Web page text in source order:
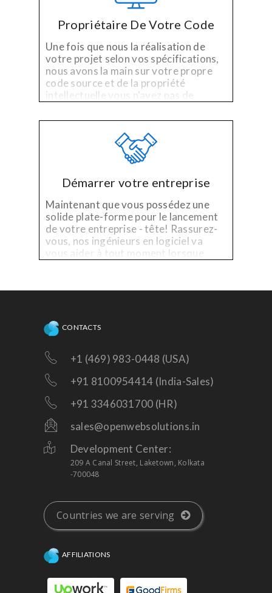
Propriétaire De Votre Code
Une fois que nous la réalisation de
votre projet selon vos spécifications,
nous avons la main sur votre propre
code source et de la propriété
intellectuelle vous n'avez pas de
Démarrer votre entreprise
Maintenant que vous possédez une
solide plate-forme pour le lancement
de votre entreprise - tête! Rassurez-
vous, nos ingénieurs en logiciel va
vous aider à tout moment lorsque
d'améliorations!
CONTACTS
+1 (469) 983-0448 (USA)
+91 8100954414 (India-Sales)
+91 3346031700 (HR)
sales@openwebsolutions.in
Development Center:
209 A Canal Street, Laketown, Kolkata
-700048
Countries we are serving
AFFILIATIONS